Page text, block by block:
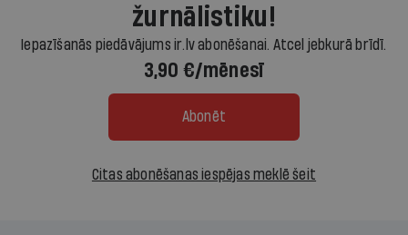
žurnālistiku!
Iepazīšanās piedāvājums ir.lv abonēšanai. Atcel jebkurā brīdī.
3,90 €/mēnesī
Abonēt
Citas abonēšanas iespējas meklē šeit